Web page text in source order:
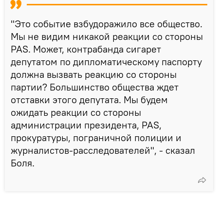
"Это событие взбудоражило все общество.
Мы не видим никакой реакции со стороны
PAS. Может, контрабанда сигарет
депутатом по дипломатическому паспорту
должна вызвать реакцию со стороны
партии? Большинство общества ждет
отставки этого депутата. Мы будем
ожидать реакции со стороны
администрации президента, PAS,
прокуратуры, пограничной полиции и
журналистов-расследователей", - сказал
Боля.